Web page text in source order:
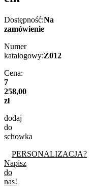
Dostępność:Na
zamówienie
Numer
katalogowy:Z012
Cena:
7
258,00
zł
dodaj
do
schowka
PERSONALIZACJA?
Napisz
do
nas!